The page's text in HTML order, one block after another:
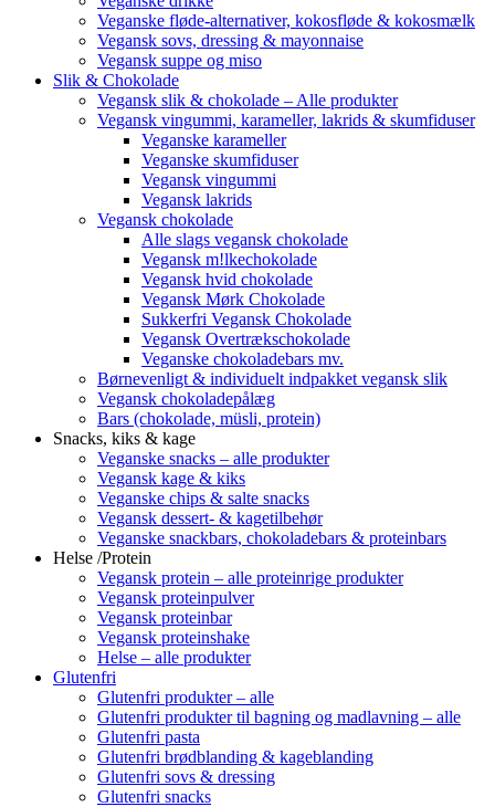
Veganske fløde-alternativer, kokosfløde & kokosmælk
Vegansk sovs, dressing & mayonnaise
Vegansk suppe og miso
Slik & Chokolade
Vegansk slik & chokolade – Alle produkter
Vegansk vingummi, karameller, lakrids & skumfiduser
Veganske karameller
Veganske skumfiduser
Vegansk vingummi
Vegansk lakrids
Vegansk chokolade
Alle slags vegansk chokolade
Vegansk m!lkechokolade
Vegansk hvid chokolade
Vegansk Mørk Chokolade
Sukkerfri Vegansk Chokolade
Vegansk Overtrækschokolade
Veganske chokoladebars mv.
Børnevenligt & individuelt indpakket vegansk slik
Vegansk chokoladepålæg
Bars (chokolade, müsli, protein)
Snacks, kiks & kage
Veganske snacks – alle produkter
Vegansk kage & kiks
Veganske chips & salte snacks
Vegansk dessert- & kagetilbehør
Veganske snackbars, chokoladebars & proteinbars
Helse /Protein
Vegansk protein – alle proteinrige produkter
Vegansk proteinpulver
Vegansk proteinbar
Vegansk proteinshake
Helse – alle produkter
Glutenfri
Glutenfri produkter – alle
Glutenfri produkter til bagning og madlavning – alle
Glutenfri pasta
Glutenfri brødblanding & kageblanding
Glutenfri sovs & dressing
Glutenfri snacks